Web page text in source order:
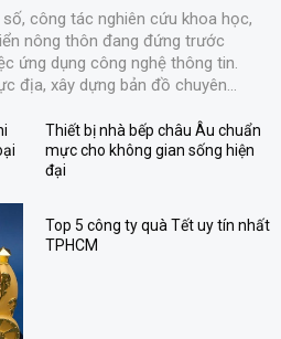
công tác nghiên cứu khoa học,
nông thôn đang đứng trước
ứng dụng công nghệ thông tin.
địa, xây dựng bản đồ chuyên...
Thiết bị nhà bếp châu Âu chuẩn
mực cho không gian sống hiện
đại
Top 5 công ty quà Tết uy tín nhất
TPHCM